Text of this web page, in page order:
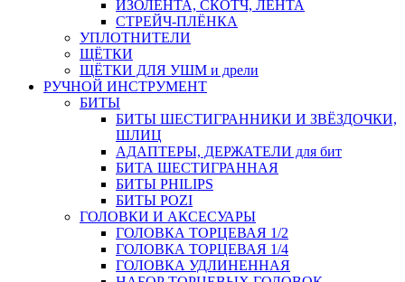
ИЗОЛЕНТА, СКОТЧ, ЛЕНТА
СТРЕЙЧ-ПЛЁНКА
УПЛОТНИТЕЛИ
ЩЁТКИ
ЩЁТКИ ДЛЯ УШМ и дрели
РУЧНОЙ ИНСТРУМЕНТ
БИТЫ
БИТЫ ШЕСТИГРАННИКИ И ЗВЁЗДОЧКИ,
ШЛИЦ
АДАПТЕРЫ, ДЕРЖАТЕЛИ для бит
БИТА ШЕСТИГРАННАЯ
БИТЫ PHILIPS
БИТЫ POZI
ГОЛОВКИ И АКСЕСУАРЫ
ГОЛОВКА ТОРЦЕВАЯ 1/2
ГОЛОВКА ТОРЦЕВАЯ 1/4
ГОЛОВКА УДЛИНЕННАЯ